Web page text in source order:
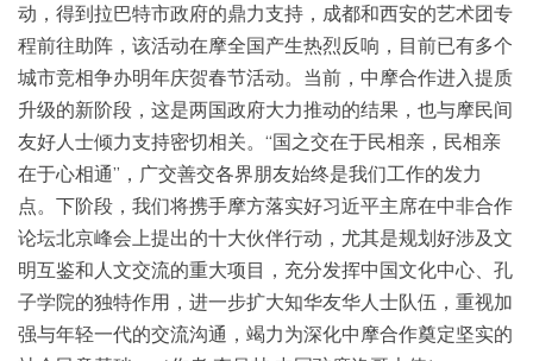
动，得到拉巴特市政府的鼎力支持，成都和西安的艺术团专
程前往助阵，该活动在摩全国产生热烈反响，目前已有多个
城市竞相争办明年庆贺春节活动。当前，中摩合作进入提质
升级的新阶段，这是两国政府大力推动的结果，也与摩民间
友好人士倾力支持密切相关。“国之交在于民相亲，民相亲
在于心相通”，广交善交各界朋友始终是我们工作的发力
点。下阶段，我们将携手摩方落实好习近平主席在中非合作
论坛北京峰会上提出的十大伙伴行动，尤其是规划好涉及文
明互鉴和人文交流的重大项目，充分发挥中国文化中心、孔
子学院的独特作用，进一步扩大知华友华人士队伍，重视加
强与年轻一代的交流沟通，竭力为深化中摩合作奠定坚实的